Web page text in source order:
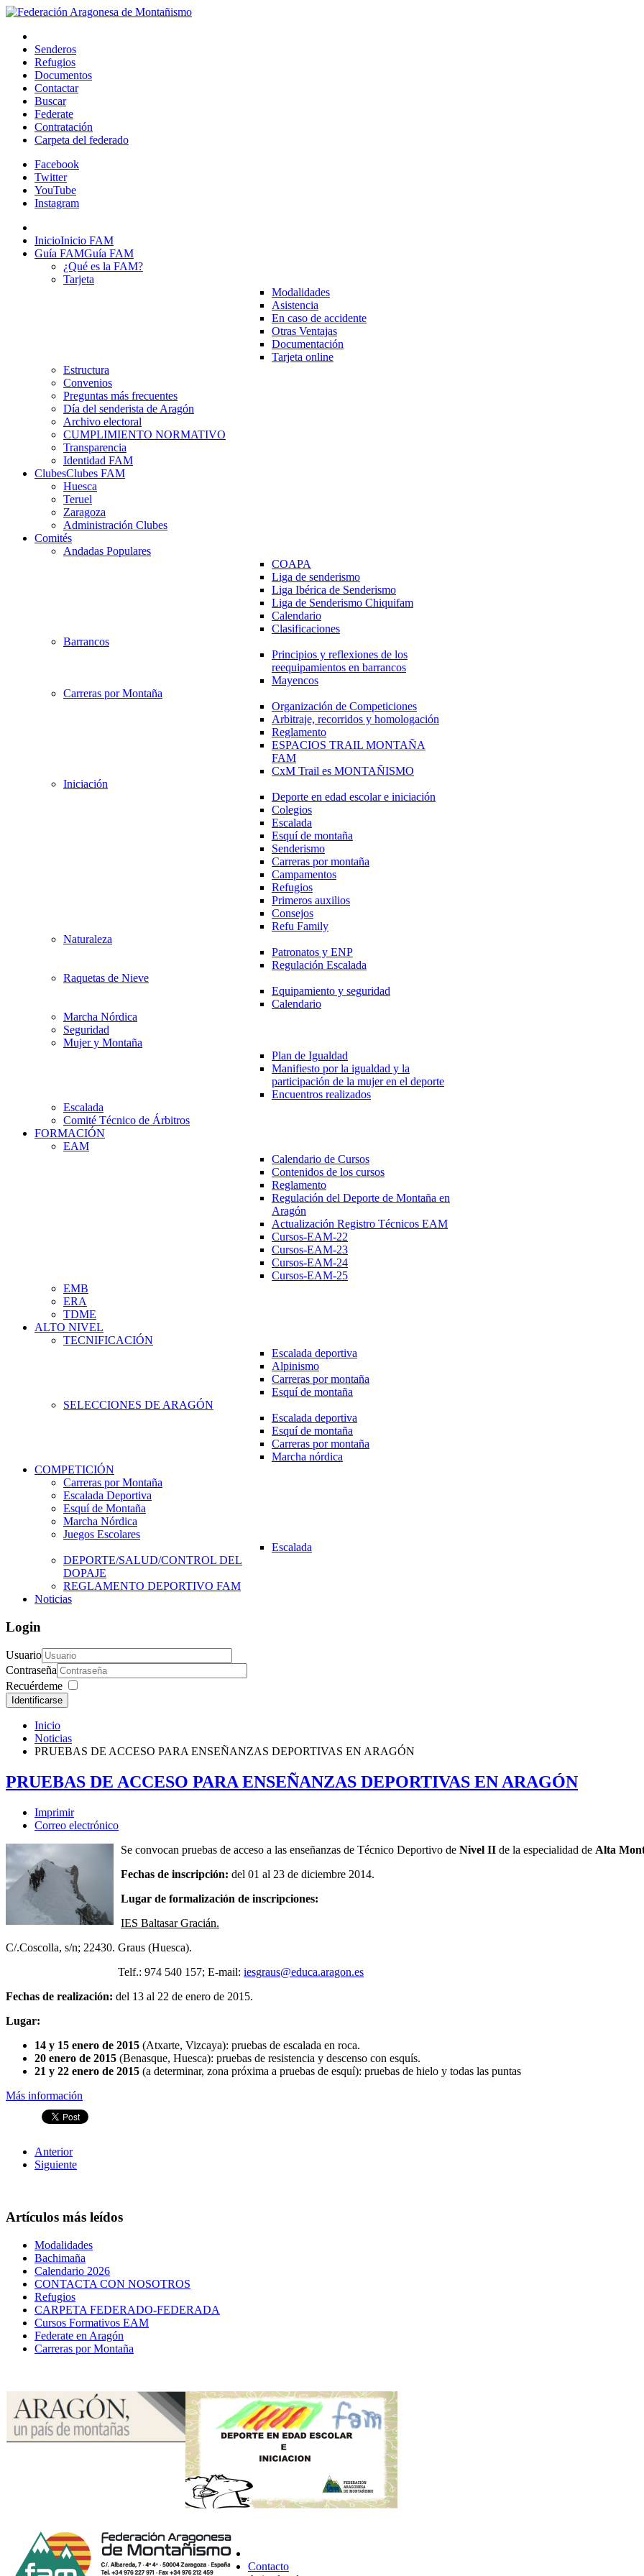
Senderos
Refugios
Documentos
Contactar
Buscar
Federate
Contratación
Carpeta del federado
Facebook
Twitter
YouTube
Instagram
InicioInicio FAM
Guía FAMGuía FAM
¿Qué es la FAM?
Tarjeta
Modalidades
Asistencia
En caso de accidente
Otras Ventajas
Documentación
Tarjeta online
Estructura
Convenios
Preguntas más frecuentes
Día del senderista de Aragón
Archivo electoral
CUMPLIMIENTO NORMATIVO
Transparencia
Identidad FAM
ClubesClubes FAM
Huesca
Teruel
Zaragoza
Administración Clubes
Comités
Andadas Populares
COAPA
Liga de senderismo
Liga Ibérica de Senderismo
Liga de Senderismo Chiquifam
Calendario
Clasificaciones
Barrancos
Principios y reflexiones de los
reequipamientos en barrancos
Mayencos
Carreras por Montaña
Organización de Competiciones
Arbitraje, recorridos y homologación
Reglamento
ESPACIOS TRAIL MONTAÑA
FAM
CxM Trail es MONTAÑISMO
Iniciación
Deporte en edad escolar e iniciación
Colegios
Escalada
Esquí de montaña
Senderismo
Carreras por montaña
Campamentos
Refugios
Primeros auxilios
Consejos
Refu Family
Naturaleza
Patronatos y ENP
Regulación Escalada
Raquetas de Nieve
Equipamiento y seguridad
Calendario
Marcha Nórdica
Seguridad
Mujer y Montaña
Plan de Igualdad
Manifiesto por la igualdad y la
participación de la mujer en el deporte
Encuentros realizados
Escalada
Comité Técnico de Árbitros
FORMACIÓN
EAM
Calendario de Cursos
Contenidos de los cursos
Reglamento
Regulación del Deporte de Montaña en
Aragón
Actualización Registro Técnicos EAM
Cursos-EAM-22
Cursos-EAM-23
Cursos-EAM-24
Cursos-EAM-25
EMB
ERA
TDME
ALTO NIVEL
TECNIFICACIÓN
Escalada deportiva
Alpinismo
Carreras por montaña
Esquí de montaña
SELECCIONES DE ARAGÓN
Escalada deportiva
Esquí de montaña
Carreras por montaña
Marcha nórdica
COMPETICIÓN
Carreras por Montaña
Escalada Deportiva
Esquí de Montaña
Marcha Nórdica
Juegos Escolares
Escalada
DEPORTE/SALUD/CONTROL DEL
DOPAJE
REGLAMENTO DEPORTIVO FAM
Noticias
Login
Usuario
Contraseña
Recuérdeme
Identificarse
Inicio
Noticias
PRUEBAS DE ACCESO PARA ENSEÑANZAS DEPORTIVAS EN ARAGÓN
PRUEBAS DE ACCESO PARA ENSEÑANZAS DEPORTIVAS EN ARAGÓN
Imprimir
Correo electrónico
Se convocan pruebas de acceso a las enseñanzas de Técnico Deportivo de Nivel II de la especialidad de Alta
Fechas de inscripción: del 01 al 23 de diciembre 2014.
Lugar de formalización de inscripciones:
IES Baltasar Gracián.
C/.Coscolla, s/n; 22430. Graus (Huesca).
Telf.: 974 540 157; E-mail: iesgraus@educa.aragon.es
Fechas de realización: del 13 al 22 de enero de 2015.
Lugar:
14 y 15 enero de 2015 (Atxarte, Vizcaya): pruebas de escalada en roca.
20 enero de 2015 (Benasque, Huesca): pruebas de resistencia y descenso con esquís.
21 y 22 enero de 2015 (a determinar, zona próxima a pruebas de esquí): pruebas de hielo y todas las puntas
Más información
Anterior
Siguiente
Artículos más leídos
Modalidades
Bachimaña
Calendario 2026
CONTACTA CON NOSOTROS
Refugios
CARPETA FEDERADO-FEDERADA
Cursos Formativos EAM
Federate en Aragón
Carreras por Montaña
Contacto